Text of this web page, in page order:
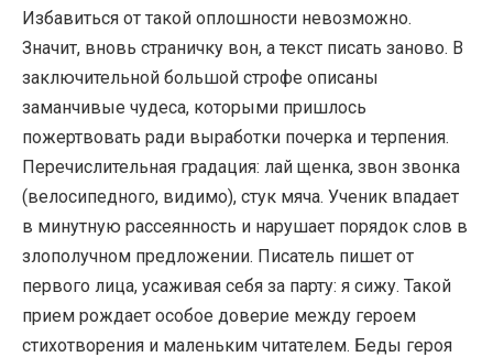
Избавиться от такой оплошности невозможно.
Значит, вновь страничку вон, а текст писать заново. В
заключительной большой строфе описаны
заманчивые чудеса, которыми пришлось
пожертвовать ради выработки почерка и терпения.
Перечислительная градация: лай щенка, звон звонка
(велосипедного, видимо), стук мяча. Ученик впадает
в минутную рассеянность и нарушает порядок слов в
злополучном предложении. Писатель пишет от
первого лица, усаживая себя за парту: я сижу. Такой
прием рождает особое доверие между героем
стихотворения и маленьким читателем. Беды героя